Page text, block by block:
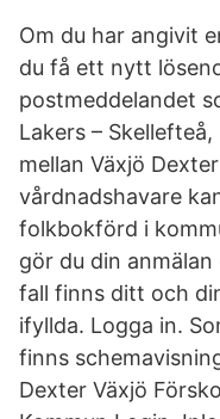
Om du har angivit
du få ett nytt
postmeddelandet
Lakers –
mellan Växjö
vårdnadshavare
folkbokförd i
gör du din
fall finns ditt och
ifyllda. Logga in.
finns
Dexter Växjö